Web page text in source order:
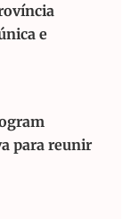
e
para reunir